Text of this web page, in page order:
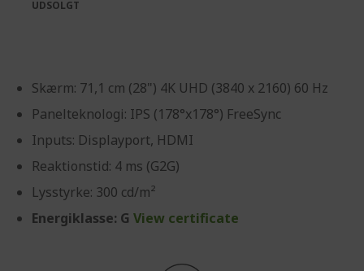
gallery
images
Skærm: 71,1 cm (28") 4K UHD (3840 x 2160) 60 Hz
Panelteknologi: IPS (178°x178°) FreeSync
Inputs: Displayport, HDMI
Reaktionstid: 4 ms (G2G)
Lysstyrke: 300 cd/m²
Energiklasse: G View certificate
UDSOLGT